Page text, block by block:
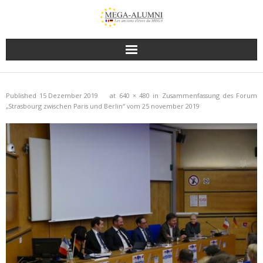
Published 15 Dezember 2019 at 640 × 480 in Zusammenfassung des Forum
„Strasbourg zwischen Paris und Berlin“ vom 25 november 2019